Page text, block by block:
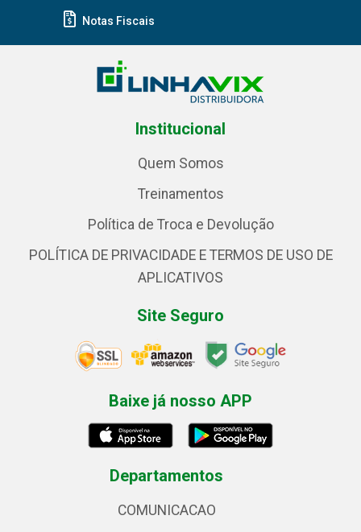
Notas Fiscais
Institucional
Quem Somos
Treinamentos
Política de Troca e Devolução
POLÍTICA DE PRIVACIDADE E TERMOS DE USO DE
APLICATIVOS
Site Seguro
Baixe já nosso APP
Departamentos
COMUNICACAO